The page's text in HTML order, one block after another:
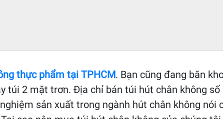
thực phẩm tại TPHCM. Bạn cũng đang băn
2 mặt trơn. Địa chỉ bán túi hút chân không
sản xuất trong ngành hút chân không nói